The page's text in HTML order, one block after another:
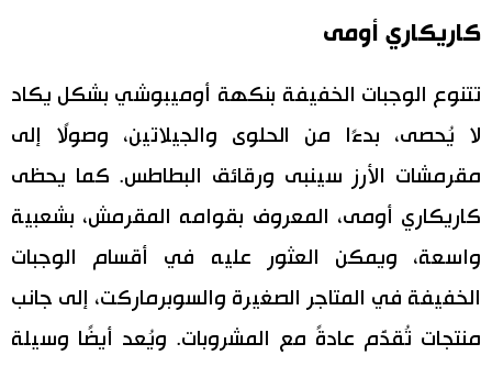
كاريكاري أومى
تتنوع الوجبات الخفيفة بنكهة أوميبوشي بشكل يكاد
لا يُحصى، بدءًا من الحلوى والجيلاتين، وصولًا إلى
مقرمشات الأرز سينبى ورقائق البطاطس. كما يحظى
كاريكاري أومى، المعروف بقوامه المقرمش، بشعبية
واسعة، ويمكن العثور عليه في أقسام الوجبات
الخفيفة في المتاجر الصغيرة والسوبرماركت، إلى جانب
منتجات تُقدَّم عادةً مع المشروبات. ويُعد أيضًا وسيلة